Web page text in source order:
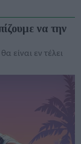
να την
είναι εν τέλει